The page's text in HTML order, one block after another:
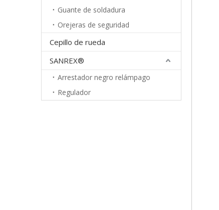
Guante de soldadura
Orejeras de seguridad
Cepillo de rueda
SANREX®
Arrestador negro relámpago
Regulador